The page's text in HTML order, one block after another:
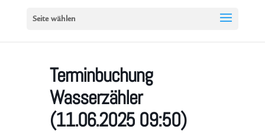
Seite wählen
Terminbuchung
Wasserzähler
(11.06.2025 09:50)